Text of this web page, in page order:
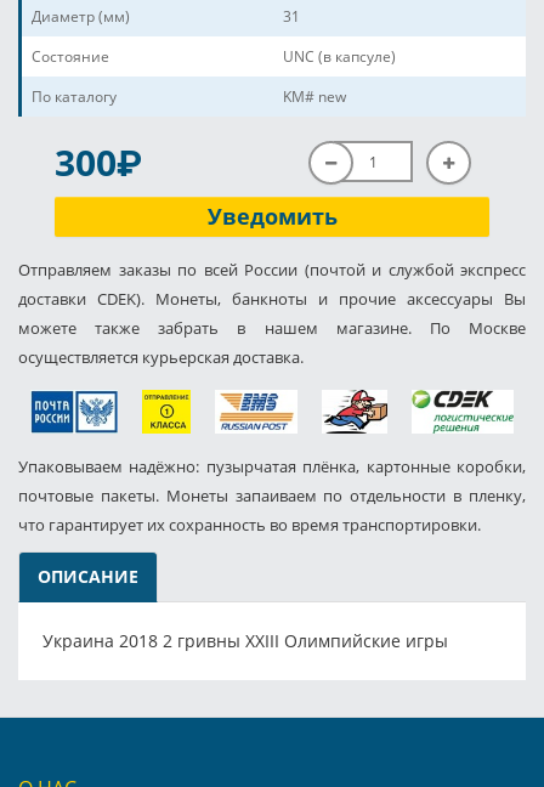
Диаметр (мм)
31
Состояние
UNC (в капсуле)
По каталогу
KM# new
300P
Уведомить
Отправляем заказы по всей России (почтой и службой экспресс
доставки CDEK). Монеты, банкноты и прочие аксессуары Вы
можете также забрать в нашем магазине. По Москве
осуществляется курьерская доставка.
Упаковываем надёжно: пузырчатая плёнка, картонные коробки,
почтовые пакеты. Монеты запаиваем по отдельности в пленку,
что гарантирует их сохранность во время транспортировки.
ОПИСАНИЕ
Украина 2018 2 гривны ХХІІІ Олимпийские игры